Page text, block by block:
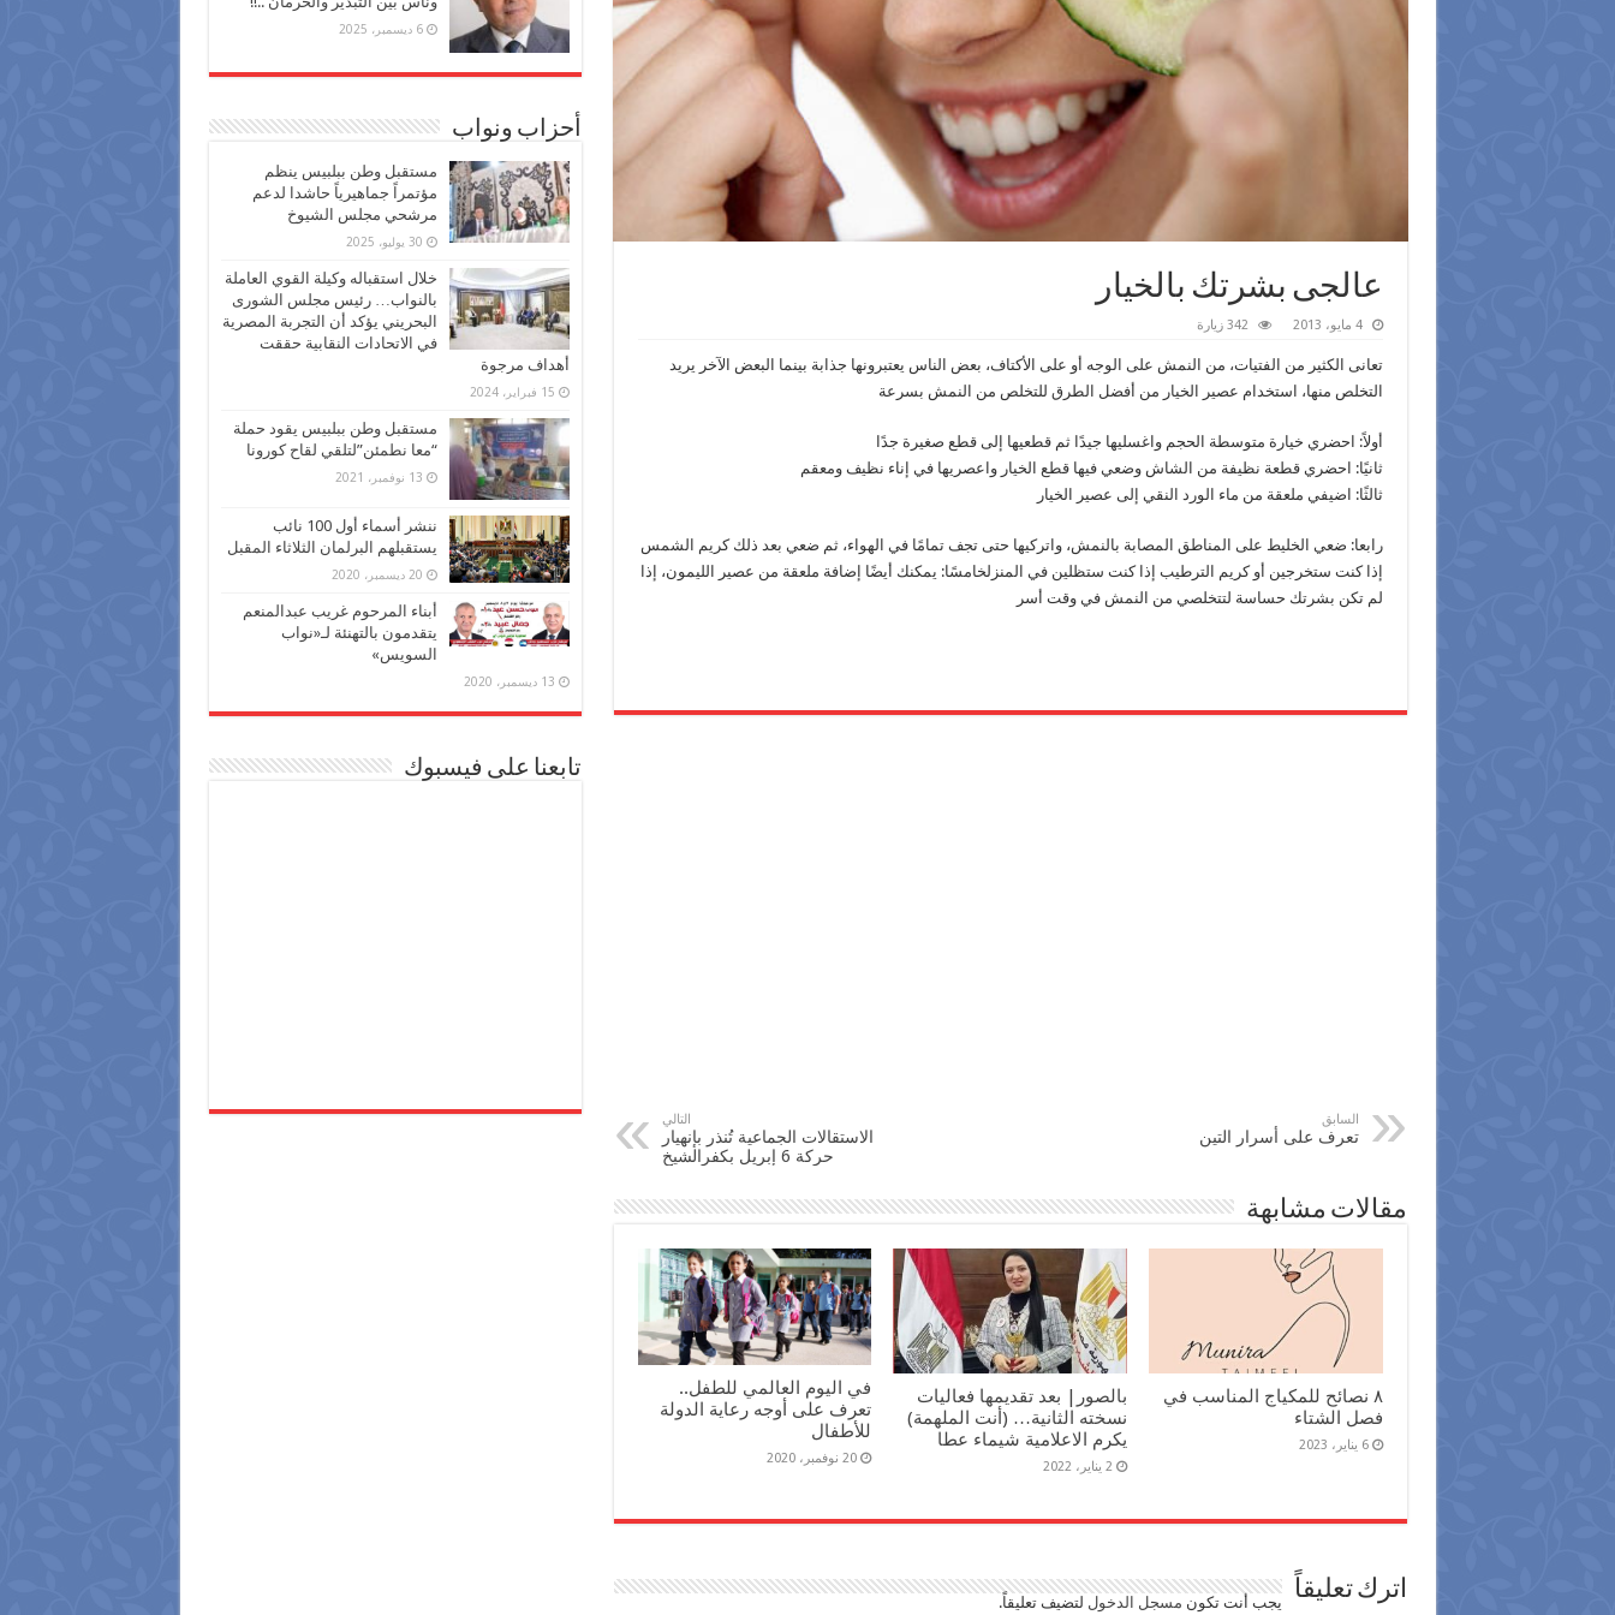
عالجى بشرتك بالخيار
4 مايو، 2013 342 زيارة
تعانى الكثير من الفتيات، من النمش على الوجه أو على الأكتاف، بعض الناس يعتبرونها جذابة بينما البعض الآخر يريد
التخلص منها، استخدام عصير الخيار من أفضل الطرق للتخلص من النمش بسرعة
أولاً: احضري خيارة متوسطة الحجم واغسليها جيدًا ثم قطعيها إلى قطع صغيرة جدًا
ثانيًا: احضري قطعة نظيفة من الشاش وضعي فيها قطع الخيار واعصريها في إناء نظيف ومعقم
ثالثًا: اضيفي ملعقة من ماء الورد النقي إلى عصير الخيار
رابعا: ضعي الخليط على المناطق المصابة بالنمش، واتركيها حتى تجف تمامًا في الهواء، ثم ضعي بعد ذلك كريم الشمس
إذا كنت ستخرجين أو كريم الترطيب إذا كنت ستظلين في المنزلخامسًا: يمكنك أيضًا إضافة ملعقة من عصير الليمون، إذا
لم تكن بشرتك حساسة لتتخلصي من النمش في وقت أسر
السابق
تعرف على أسرار التين
التالي
الاستقالات الجماعية تُنذر بإنهيار
حركة 6 إبريل بكفرالشيخ
مقالات مشابهة
٨ نصائح للمكياج المناسب في
فصل الشتاء
6 يناير، 2023
بالصور| بعد تقديمها فعاليات
نسخته الثانية… (أنت الملهمة)
يكرم الاعلامية شيماء عطا
2 يناير، 2022
في اليوم العالمي للطفل..
تعرف على أوجه رعاية الدولة
للأطفال
20 نوفمبر، 2020
اترك تعليقاً يجب أنت تكون مسجل الدخول لتضيف تعليقاً.
6 ديسمبر، 2025
أحزاب ونواب
مستقبل وطن ببلبيس ينظم
مؤتمراً جماهيرياً حاشدا لدعم
مرشحي مجلس الشيوخ
30 يوليو، 2025
خلال استقباله وكيلة القوي العاملة
بالنواب… رئيس مجلس الشورى
البحريني يؤكد أن التجربة المصرية
في الاتحادات النقابية حققت
أهداف مرجوة
15 فبراير، 2024
مستقبل وطن ببلبيس يقود حملة
“معا نطمئن”لتلقي لقاح كورونا
13 نوفمبر، 2021
ننشر أسماء أول 100 نائب
يستقبلهم البرلمان الثلاثاء المقبل
20 ديسمبر، 2020
أبناء المرحوم غريب عبدالمنعم
يتقدمون بالتهنئة لـ«نواب
السويس»
13 ديسمبر، 2020
تابعنا على فيسبوك